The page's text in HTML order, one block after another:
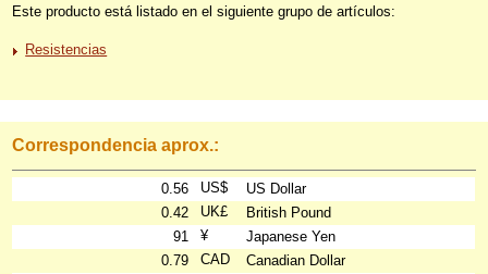
Este producto está listado en el siguiente grupo de artículos:
Resistencias
Correspondencia aprox.:
0.56 US$
US Dollar
0.42
UK£
British Pound
91
¥
Japanese Yen
0.79
CAD
Canadian Dollar